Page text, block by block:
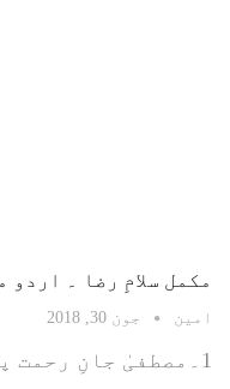
مکمل سلامِ رضا ۔ اردو
امین جون 30, 2018
1۔مصطفیٰ جانِ رحمت